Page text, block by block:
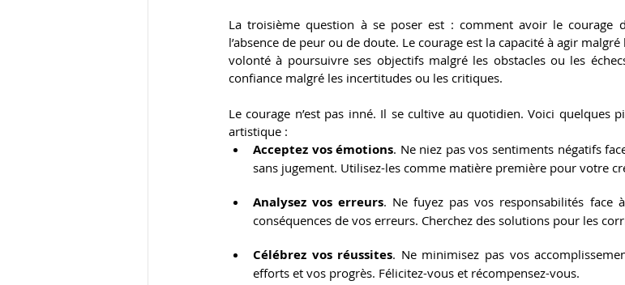
La troisième question à se poser est : comment avoir le courage
l’absence de peur ou de doute. Le courage est la capacité à agir
volonté à poursuivre ses objectifs malgré les obstacles ou les
confiance malgré les incertitudes ou les critiques.
Le courage n’est pas inné. Il se cultive au quotidien. Voici quelques
artistique :
Acceptez vos émotions. Ne niez pas vos sentiments négatifs
sans jugement. Utilisez-les comme matière première pour votre
Analysez vos erreurs. Ne fuyez pas vos responsabilités face
conséquences de vos erreurs. Cherchez des solutions pour les
Célébrez vos réussites. Ne minimisez pas vos
efforts et vos progrès. Félicitez-vous et récompensez-vous.